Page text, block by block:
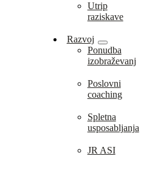
Utrip
raziskave
Razvoj
Ponudba
izobraževanj
Poslovni
coaching
Spletna
usposabljanja
JR ASI